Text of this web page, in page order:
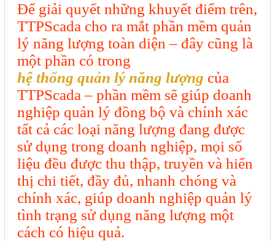
Để giải quyết những khuyết điểm trên,
TTPScada cho ra mắt phần mềm quản
lý năng lượng toàn diện – đây cũng là
một phần có trong
hệ thống quản lý năng lượng của
TTPScada – phần mềm sẽ giúp doanh
nghiệp quản lý đồng bộ và chính xác
tất cả các loại năng lượng đang được
sử dụng trong doanh nghiệp, mọi số
liệu đều được thu thập, truyền và hiển
thị chi tiết, đầy đủ, nhanh chóng và
chính xác, giúp doanh nghiệp quản lý
tình trạng sử dụng năng lượng một
cách có hiệu quả.